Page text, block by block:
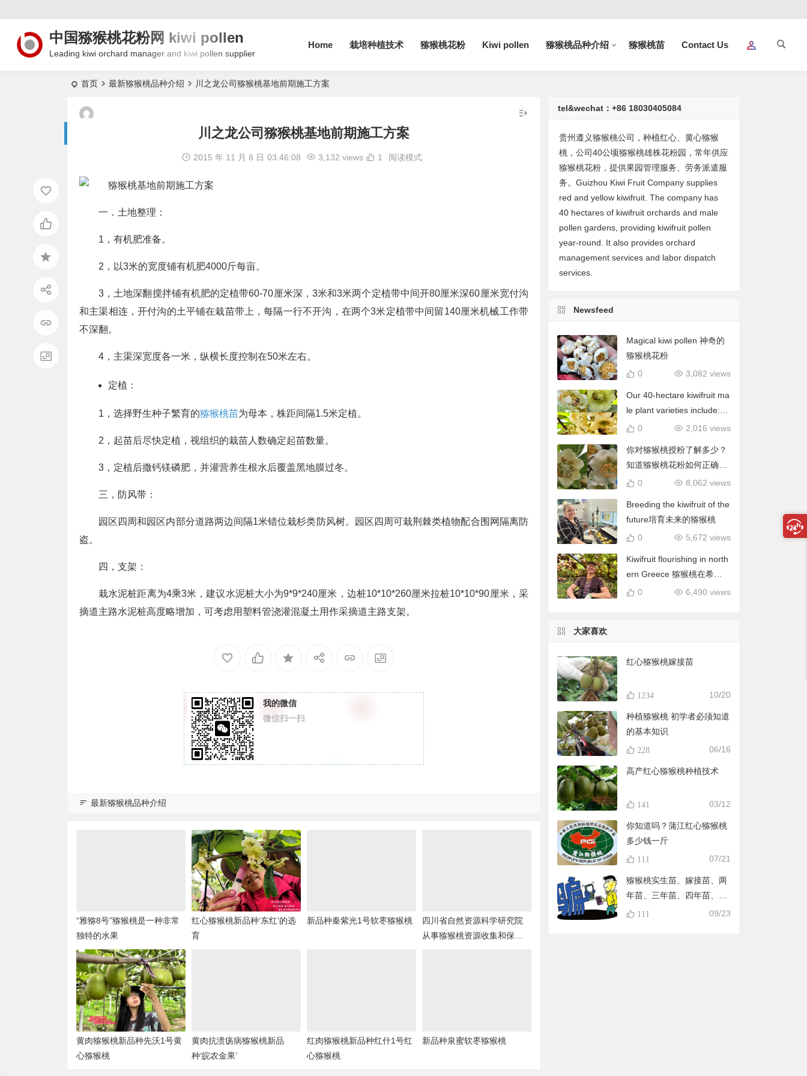
中国猕猴桃花粉网 kiwi pollen
Leading kiwi orchard manager and kiwi pollen supplier
Home 栽培种植技术 猕猴桃花粉 Kiwi pollen 猕猴桃品种介绍 猕猴桃苗 Contact Us
首页 最新猕猴桃品种介绍 川之龙公司猕猴桃基地前期施工方案
川之龙公司猕猴桃基地前期施工方案
2015 年 11 月 8 日 03:46:08 3,132 views 1 阅读模式
一．土地整理：
1，有机肥准备。
2，以3米的宽度铺有机肥4000斤每亩。
3，土地深翻搅拌铺有机肥的定植带60-70厘米深，3米和3米两个定植带中间开80厘米深60厘米宽付沟
和主渠相连，开付沟的土平铺在栽苗带上，每隔一行不开沟，在两个3米定植带中间留140厘米机械工作带
不深翻。
4，主渠深宽度各一米，纵横长度控制在50米左右。
定植：
1，选择野生种子繁育的猕猴桃苗为母本，株距间隔1.5米定植。
2，起苗后尽快定植，视组织的栽苗人数确定起苗数量。
3，定植后撒钙镁磷肥，并灌营养生根水后覆盖黑地膜过冬。
三，防风带：
园区四周和园区内部分道路两边间隔1米错位栽杉类防风树。园区四周可栽荆棘类植物配合围网隔离防
盗。
四，支架：
栽水泥桩距离为4乘3米，建议水泥桩大小为9*9*240厘米，边桩10*10*260厘米拉桩10*10*90厘米，采
摘道主路水泥桩高度略增加，可考虑用塑料管浇灌混凝土用作采摘道主路支架。
我的微信
微信扫一扫
最新猕猴桃品种介绍
“雅猕8号”猕猴桃是一种非常
独特的水果
红心猕猴桃新品种‘东红’的选
育
新品种秦紫光1号软枣猕猴桃
四川省自然资源科学研究院
从事猕猴桃资源收集和保
黄肉猕猴桃新品种先沃1号黄
心猕猴桃
黄肉抗溃疡病猕猴桃新品
种‘皖农金果’
红肉猕猴桃新品种红什1号红
心猕猴桃
新品种泉蜜软枣猕猴桃
tel&wechat：+86 18030405084
贵州遵义猕猴桃公司，种植红心、黄心猕猴
桃，公司40公顷猕猴桃雄株花粉园，常年供应
猕猴桃花粉，提供果园管理服务、劳务派遣服
务。Guizhou Kiwi Fruit Company supplies
red and yellow kiwifruit. The company has
40 hectares of kiwifruit orchards and male
pollen gardens, providing kiwifruit pollen
year-round. It also provides orchard
management services and labor dispatch
services.
Newsfeed
Magical kiwi pollen 神奇的
猕猴桃花粉
3,082 views
0
Our 40-hectare kiwifruit ma
le plant varieties include: C
hieftain, Matua, Tumari.我
括酋长、陶木里等
2,016 views
0
你对猕猴桃授粉了解多少？
知道猕猴桃花粉如何正确使
用吗？
8,062 views
0
Breeding the kiwifruit of the
future培育未来的猕猴桃
5,672 views
0
Kiwifruit flourishing in north
ern Greece 猕猴桃在希腊
北部蓬勃发展
6,490 views
0
大家喜欢
红心猕猴桃嫁接苗
1234 10/20
种植猕猴桃 初学者必须知道
的基本知识
228 06/16
高产红心猕猴桃种植技术
141 03/12
你知道吗？蒲江红心猕猴桃
多少钱一斤
111 07/21
猕猴桃实生苗、嫁接苗、两
年苗、三年苗、四年苗、五
年苗，教大家怎样避免在淘
111 09/23